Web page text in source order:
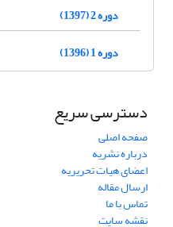
دوره 2 (1397)
دوره 1 (1396)
دسترسی سریع
صفحه اصلی
درباره نشریه
اعضای هیات تحریریه
ارسال مقاله
تماس با ما
نقشه سایت